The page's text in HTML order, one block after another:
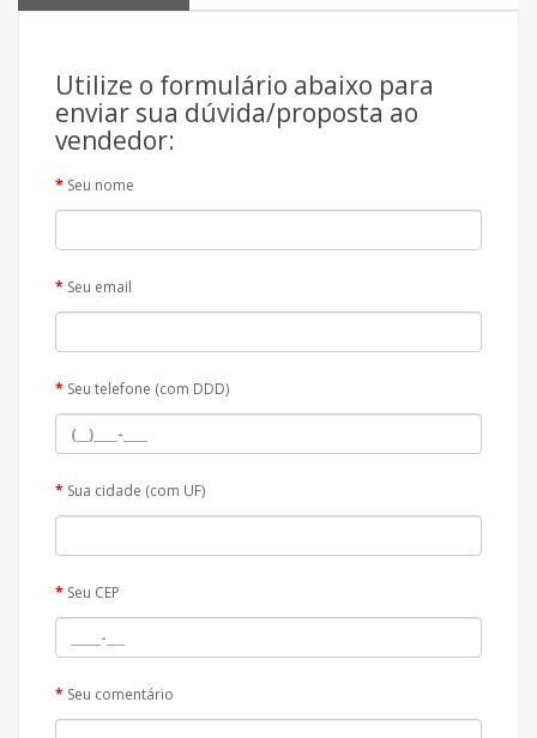
Utilize o formulário abaixo para
enviar sua dúvida/proposta ao
vendedor:
Seu nome
Seu email
Seu telefone (com DDD)
Sua cidade (com UF)
Seu CEP
Seu comentário